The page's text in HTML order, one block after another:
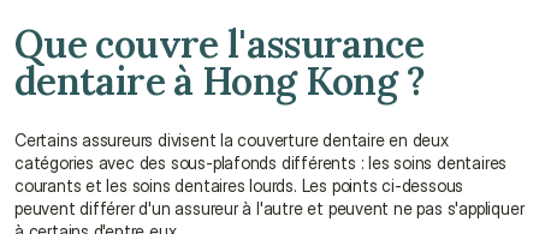
Que couvre l'assurance
dentaire à Hong Kong ?
Certains assureurs divisent la couverture dentaire en deux
catégories avec des sous-plafonds différents : les soins dentaires
courants et les soins dentaires lourds. Les points ci-dessous
peuvent différer d'un assureur à l'autre et peuvent ne pas s'appliquer